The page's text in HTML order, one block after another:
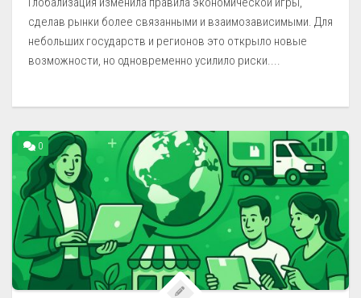
сделав рынки более связанными и взаимозависимыми. Для
небольших государств и регионов это открыло новые
возможности, но одновременно усилило риски....
0